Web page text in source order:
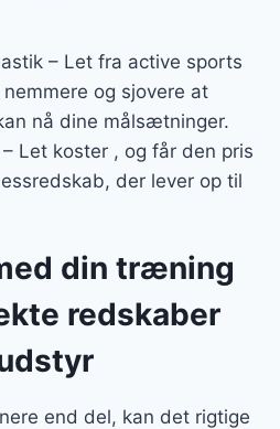
– Let fra active sports
og sjovere at
nå dine målsætninger.
Let koster , og får den pris
der lever op til
din træning
redskaber
end del, kan det rigtige